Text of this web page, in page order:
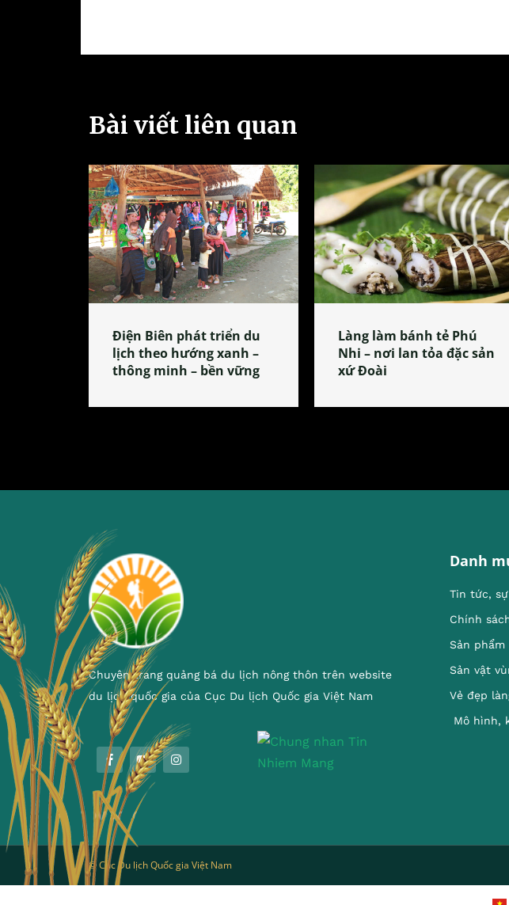
Bài viết liên quan
Điện Biên phát triển du
lịch theo hướng xanh –
thông minh – bền vững
Làng làm bánh tẻ Phú
Nhi – nơi lan tỏa đặc sản
xứ Đoài
Chuyên trang quảng bá du lịch nông thôn trên website
du lịch quốc gia của Cục Du lịch Quốc gia Việt Nam
Danh
Tin tức,
Chính
Sản phẩm
Sản vật
Vẻ đẹp
Mô hình,
© Cục Du lịch Quốc gia Việt Nam